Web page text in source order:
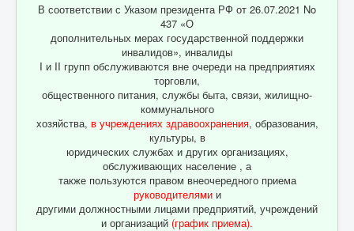
В соответствии с Указом президента РФ от 26.07.2021 No
437 «О
дополнительных мерах государственной поддержки
инвалидов», инвалиды
I и II групп обслуживаются вне очереди на предприятиях
торговли,
общественного питания, службы быта, связи, жилищно-
коммунального
хозяйства, в учреждениях здравоохранения, образования,
культуры, в
юридических службах и других организациях,
обслуживающих население , а
также пользуются правом внеочередного приема
руководителямии
другими должностными лицами предприятий, учреждений
и организаций (график приема).